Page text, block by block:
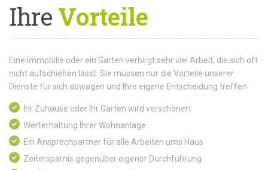
IhreVorteile
Eine Immobilie oder ein Garten verbirgt sehr viel Arbeit, die sich oft
nicht aufschieben lässt. Sie müssen nur die Vorteile unserer
Dienste für sich abwägen und Ihre eigene Entscheidung treffen.
Ihr Zuhause oder Ihr Garten wird verschönert
Werterhaltung Ihrer Wohnanlage
Ein Ansprechpartner für alle Arbeiten ums Haus
Zeitersparnis gegenüber eigener Durchführung